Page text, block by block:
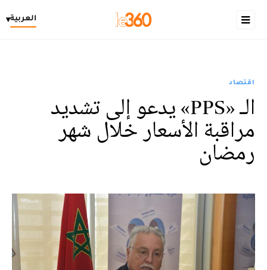
العربية▾
اقتصاد
الـ «PPS» يدعو إلى تشديد
مراقبة الأسعار خلال شهر
رمضان